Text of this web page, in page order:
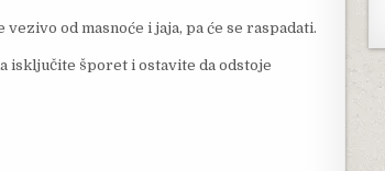
od masnoće i jaja, pa će se raspadati.
isključite šporet i ostavite da odstoje